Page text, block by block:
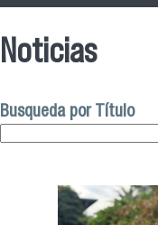
Noticias
Busqueda por Título